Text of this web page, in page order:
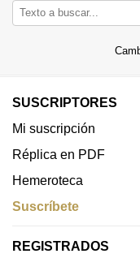
SUSCRIPTORES
Mi suscripción
Réplica en PDF
Hemeroteca
Suscríbete
REGISTRADOS